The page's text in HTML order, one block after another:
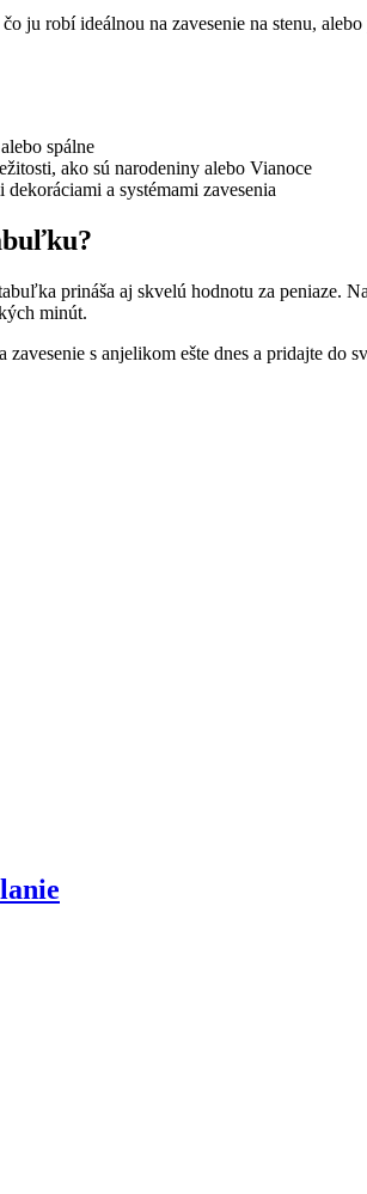
čo ju robí ideálnou na zavesenie na stenu,
spálne
ako sú narodeniny alebo Vianoce
a systémami zavesenia
prináša aj skvelú hodnotu za peniaze.
minút.
s anjelikom ešte dnes a pridajte do